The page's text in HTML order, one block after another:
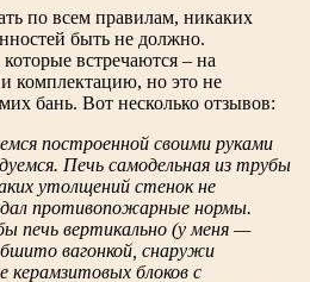
по всем правилам, никаких
быть не должно.
встречаются – на
комплектацию, но это не
бань. Вот несколько отзывов:
построенной своими руками
Печь самодельная из трубы
утолщений стенок не
противопожарные нормы.
печь вертикально (у меня —
вагонкой, снаружи
керамзитовых блоков с